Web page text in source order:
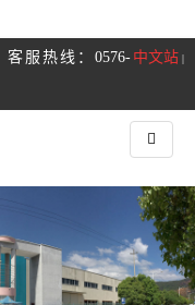
中文站 |
服热线：0576-